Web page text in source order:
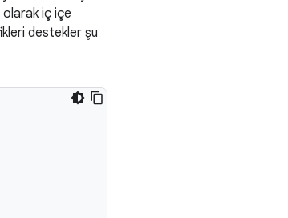
olarak iç içe
destekler şu